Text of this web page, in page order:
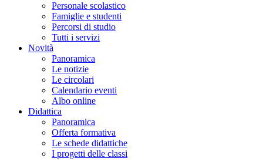
Personale scolastico
Famiglie e studenti
Percorsi di studio
Tutti i servizi
Novità
Panoramica
Le notizie
Le circolari
Calendario eventi
Albo online
Didattica
Panoramica
Offerta formativa
Le schede didattiche
I progetti delle classi